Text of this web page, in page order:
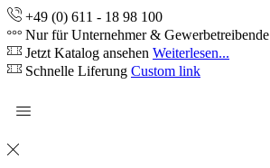
+49 (0) 611 - 18 98 100
Nur für Unternehmer & Gewerbetreibende
Jetzt Katalog ansehen Weiterlesen...
Schnelle Liferung Custom link